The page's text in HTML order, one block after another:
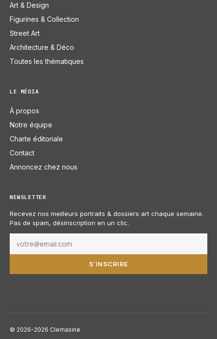
Art & Design
Figurines & Collection
Street Art
Architecture & Déco
Toutes les thématiques
LE MÉDIA
À propos
Notre équipe
Charte éditoriale
Contact
Annoncez chez nous
NEWSLETTER
Recevez nos meilleurs portraits & dossiers art chaque semaine.
Pas de spam, désinscription en un clic.
S'INSCRIRE
© 2026-2026 Clemasine